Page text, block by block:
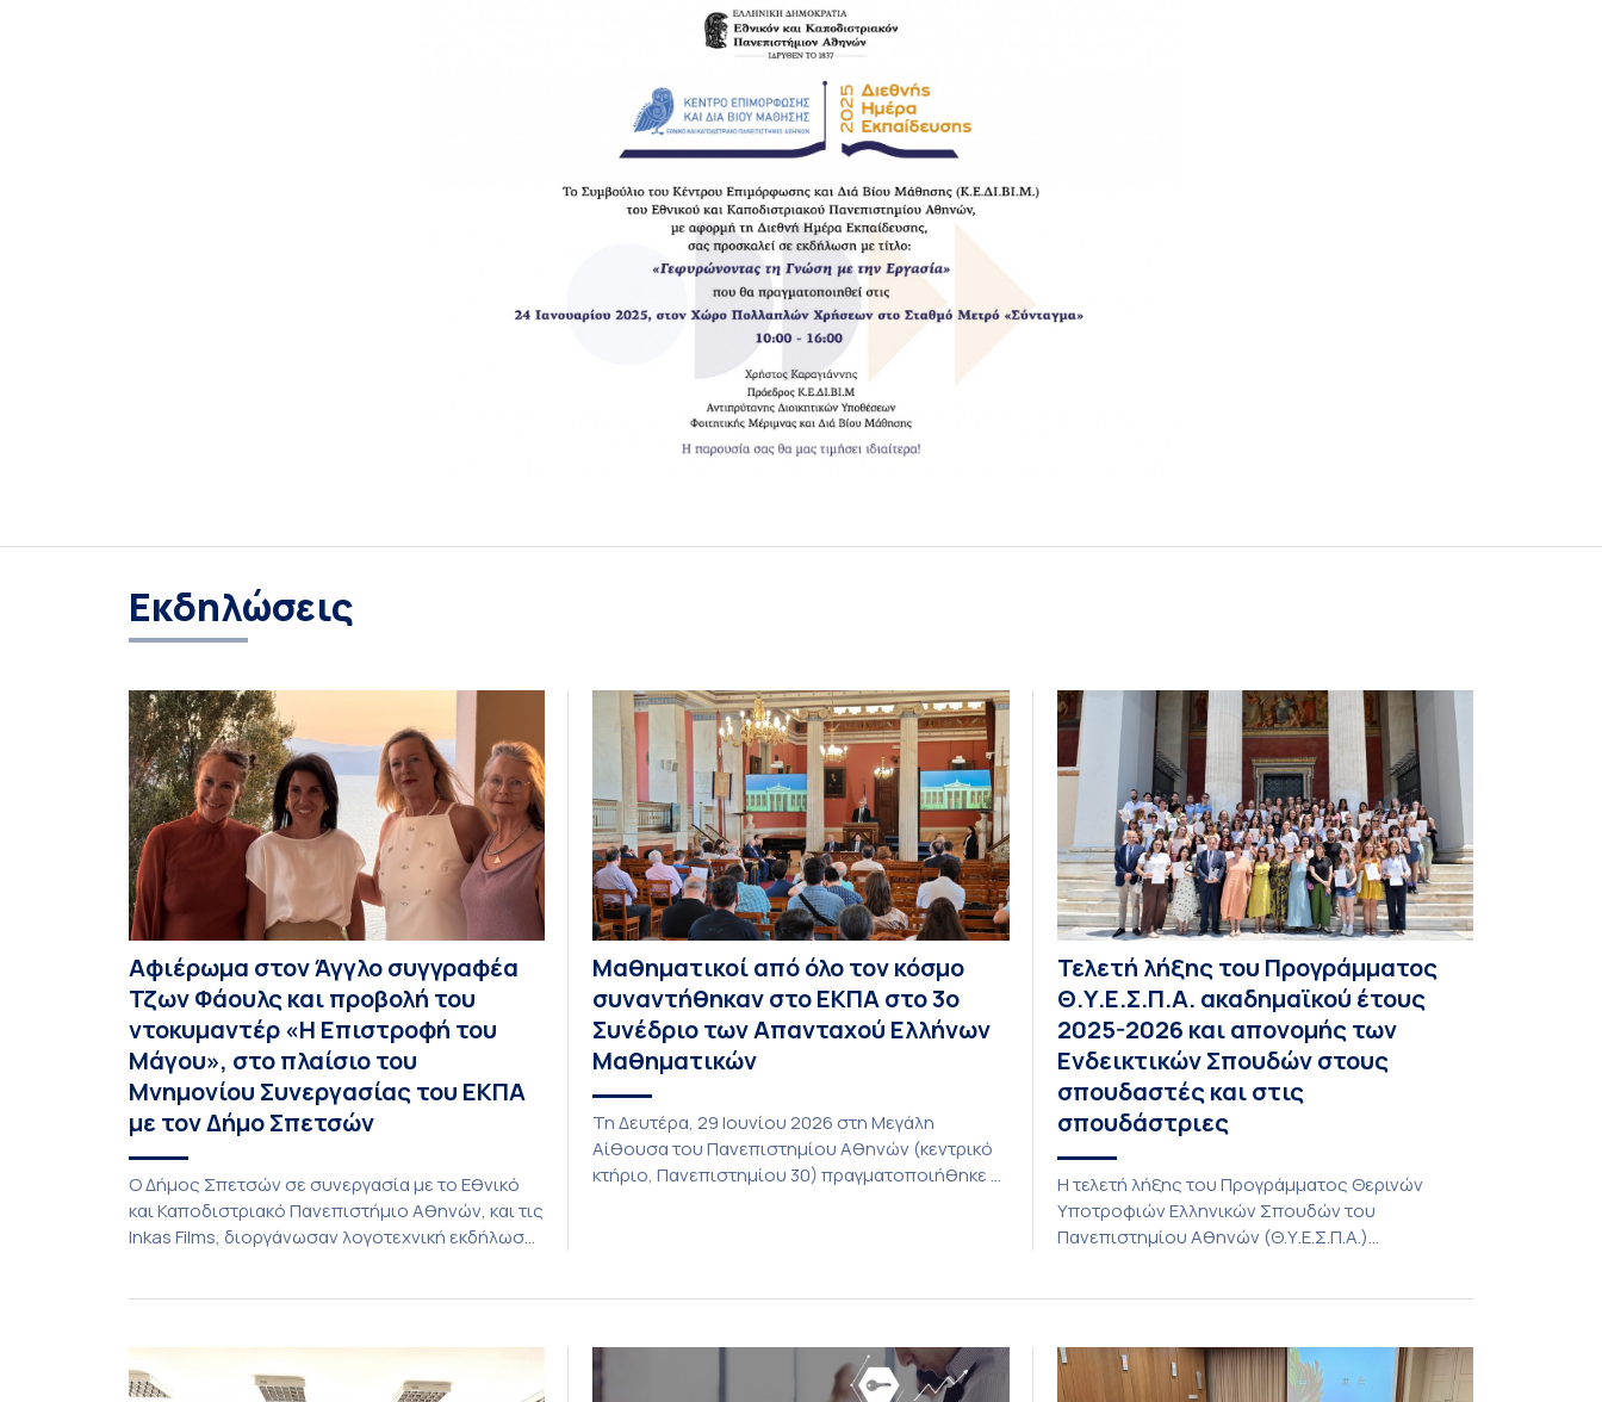
Εκδηλώσεις
Αφιέρωμα στον Άγγλο συγγραφέα
Τζων Φάουλς και προβολή του
ντοκυμαντέρ «Η Επιστροφή του
Μάγου», στο πλαίσιο του
Μνημονίου Συνεργασίας του ΕΚΠΑ
με τον Δήμο Σπετσών
Ο Δήμος Σπετσών σε συνεργασία με το Εθνικό
και Καποδιστριακό Πανεπιστήμιο Αθηνών, και τις
Inkas Films, διοργάνωσαν λογοτεχνική εκδήλωση
επιστροφή του Μάγου». Η εκδήλωση
διοργανώθηκε στο πλαίσιο της συνεργασίας του
Δήμου Σπετσών και του Εθνικού και
Μαθηματικοί από όλο τον κόσμο
συναντήθηκαν στο ΕΚΠΑ στο 3ο
Συνέδριο των Απανταχού Ελλήνων
Μαθηματικών
Τη Δευτέρα, 29 Ιουνίου 2026 στη Μεγάλη
Αίθουσα του Πανεπιστημίου Αθηνών (κεντρικό
κτήριο, Πανεπιστημίου 30) πραγματοποιήθηκε η
Στατιστικής όλων των Πανεπιστημίων της
πραγματοποιήθηκε υπό την αιγίδα […]
Τελετή λήξης του Προγράμματος
Θ.Υ.Ε.Σ.Π.Α. ακαδημαϊκού έτους
2025-2026 και απονομής των
Ενδεικτικών Σπουδών στους
σπουδαστές και στις
σπουδάστριες
Η τελετή λήξης του Προγράμματος Θερινών
Υποτροφιών Ελληνικών Σπουδών του
Πανεπιστημίου Αθηνών (Θ.Υ.Ε.Σ.Π.Α.)
Πέμπτη 9 Ιουλίου 2026 στη Μεγάλη Αίθουσα του
Πανεπιστημίου Αθηνών. Την προσφώνηση
πραγματοποίησε η Αντιπρύτανις Ακαδημαϊκών,